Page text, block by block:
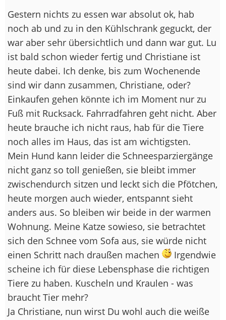
Gestern nichts zu essen war absolut ok, hab
noch ab und zu in den Kühlschrank geguckt, der
war aber sehr übersichtlich und dann war gut. Lu
ist bald schon wieder fertig und Christiane ist
heute dabei. Ich denke, bis zum Wochenende
sind wir dann zusammen, Christiane, oder?
Einkaufen gehen könnte ich im Moment nur zu
Fuß mit Rucksack. Fahrradfahren geht nicht. Aber
heute brauche ich nicht raus, hab für die Tiere
noch alles im Haus, das ist am wichtigsten.
Mein Hund kann leider die Schneesparziergänge
nicht ganz so toll genießen, sie bleibt immer
zwischendurch sitzen und leckt sich die Pfötchen,
heute morgen auch wieder, entspannt sieht
anders aus. So bleiben wir beide in der warmen
Wohnung. Meine Katze sowieso, sie betrachtet
sich den Schnee vom Sofa aus, sie würde nicht
einen Schritt nach draußen machen
Irgendwie
scheine ich für diese Lebensphase die richtigen
Tiere zu haben. Kuscheln und Kraulen - was
braucht Tier mehr?
Ja Christiane, nun wirst Du wohl auch die weiße